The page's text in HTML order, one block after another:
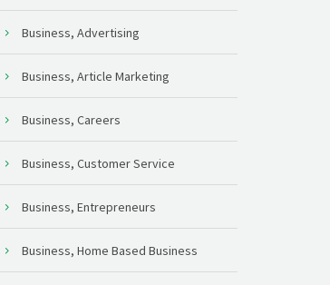
Business, Advertising
Business, Article Marketing
Business, Careers
Business, Customer Service
Business, Entrepreneurs
Business, Home Based Business